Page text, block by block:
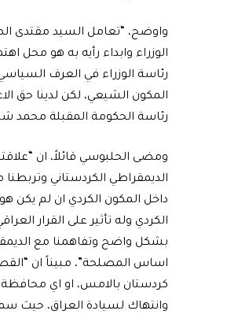
واوضح، “تعامل السيد مقتدى
الوزراء وابداء رأيه به هو محل
رئاسة الوزراء في العرف
المكون الشيعي، لكن لدينا حق
رئاسة الحكومة المقبلة محمد
ومضى الحلبوسي قائلاً، ان
الديمقراطي الكردستاني
داخل المكون الكردي ان لم يكن
الكردي وله تأثير على القرار
بشكل واضح وتفاهمنا مع
اساس المصلحة”، مبيناً ان
كردستان بالامس، او اي محافظة
وانتهاك لسيادة العراق، حيث